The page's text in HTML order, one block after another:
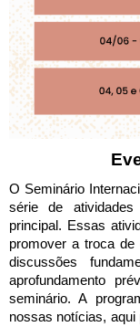
O Seminário
série de
principal. Essas
promover a troca de
discussões
aprofundamento
seminário. A
nossas notícias, aqui